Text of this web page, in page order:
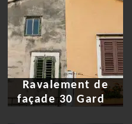
Ravalement de
façade 30 Gard